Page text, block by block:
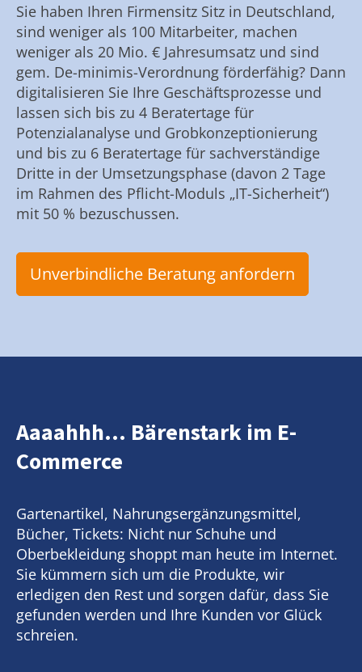
Sie haben Ihren Firmensitz Sitz in Deutschland,
sind weniger als 100 Mitarbeiter, machen
weniger als 20 Mio. € Jahresumsatz und sind
gem. De-minimis-Verordnung förderfähig? Dann
digitalisieren Sie Ihre Geschäftsprozesse und
lassen sich bis zu 4 Beratertage für
Potenzialanalyse und Grobkonzeptionierung
und bis zu 6 Beratertage für sachverständige
Dritte in der Umsetzungsphase (davon 2 Tage
im Rahmen des Pflicht-Moduls „IT-Sicherheit“)
mit 50 % bezuschussen.
Unverbindliche Beratung anfordern
Aaaahhh... Bärenstark im E-
Commerce
Gartenartikel, Nahrungsergänzungsmittel,
Bücher, Tickets: Nicht nur Schuhe und
Oberbekleidung shoppt man heute im Internet.
Sie kümmern sich um die Produkte, wir
erledigen den Rest und sorgen dafür, dass Sie
gefunden werden und Ihre Kunden vor Glück
schreien.